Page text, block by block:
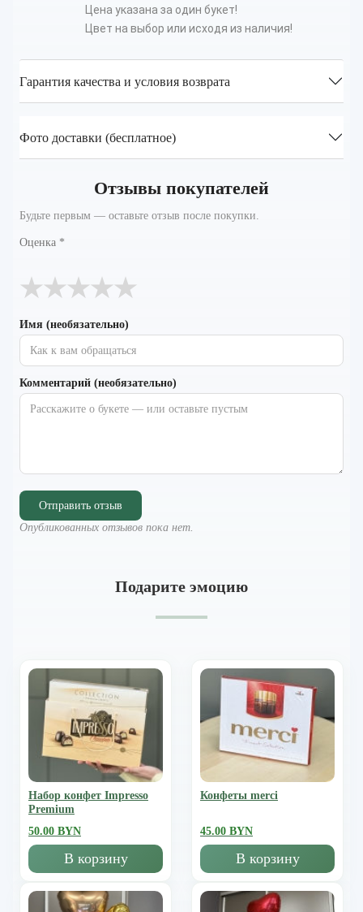
Цена указана за один букет!
Цвет на выбор или исходя из наличия!
Гарантия качества и условия возврата
Фото доставки (бесплатное)
Отзывы покупателей
Будьте первым — оставьте отзыв после покупки.
Оценка *
★
★
★
★
★
Имя (необязательно)
Комментарий (необязательно)
Отправить отзыв
Опубликованных отзывов пока нет.
Подарите эмоцию
Набор конфет Impresso
Premium
50.00 BYN
В корзину
Конфеты merci
45.00 BYN
В корзину